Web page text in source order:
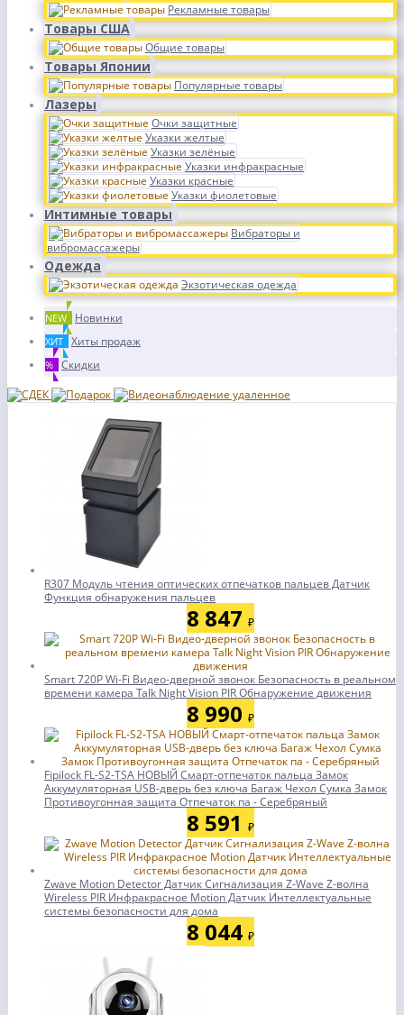
Рекламные товары
Товары США
Общие товары
Товары Японии
Популярные товары
Лазеры
Очки защитные
Указки желтые
Указки зелёные
Указки инфракрасные
Указки красные
Указки фиолетовые
Интимные товары
Вибраторы и
вибромассажеры
Одежда
Экзотическая одежда
NEW Новинки
ХИТ Хиты продаж
% Скидки
R307 Модуль чтения оптических отпечатков пальцев Датчик
Функция обнаружения пальцев
8 847 ₽
Smart 720P Wi-Fi Видео-дверной звонок Безопасность в реальном
времени камера Talk Night Vision PIR Обнаружение движения
8 990 ₽
Fipilock FL-S2-TSA НОВЫЙ Смарт-отпечаток пальца Замок
Аккумуляторная USB-дверь без ключа Багаж Чехол Сумка Замок
Противоугонная защита Отпечаток па - Серебряный
8 591 ₽
Zwave Motion Detector Датчик Сигнализация Z-Wave Z-волна
Wireless PIR Инфракрасное Motion Датчик Интеллектуальные
системы безопасности для дома
8 044 ₽